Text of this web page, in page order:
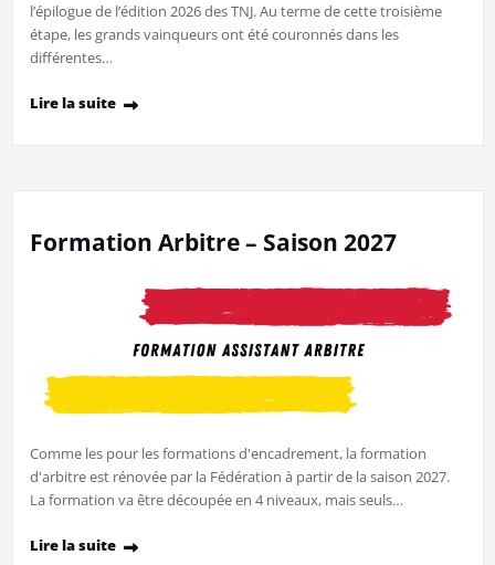
l’épilogue de l’édition 2026 des TNJ. Au terme de cette troisième
étape, les grands vainqueurs ont été couronnés dans les
différentes…
Lire la suite
Formation Arbitre – Saison 2027
Comme les pour les formations d'encadrement, la formation
d'arbitre est rénovée par la Fédération à partir de la saison 2027.
La formation va être découpée en 4 niveaux, mais seuls…
Lire la suite